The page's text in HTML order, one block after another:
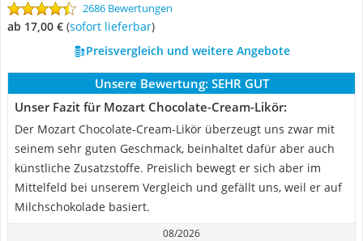
2686 Bewertungen
ab 17,00 € ( Sofort lieferbar)
Preisvergleich und weitere Angebote
Unsere Bewertung: SEHR GUT
Unser Fazit für Mozart Chocolate-Cream-Likör:
Der Mozart Chocolate-Cream-Likör überzeugt uns zwar mit
seinem sehr guten Geschmack, beinhaltet dafür aber auch
künstliche Zusatzstoffe. Preislich bewegt er sich aber im
Mittelfeld bei unserem Vergleich und gefällt uns, weil er auf
Milchschokolade basiert.
08/2026